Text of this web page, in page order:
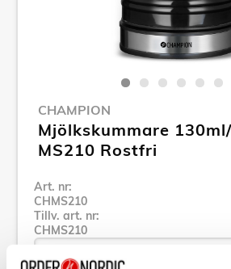
CHAMPION
Mjölkskummare
MS210 Rostfri
Art. nr:
CHMS210
Tillv. art. nr:
CHMS210